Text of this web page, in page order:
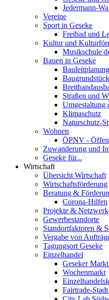
Jedermann-
Vereine
Sport in Geseke
Freibad und
Kultur und
Musikschule
Bauen in Geseke
Bauleitplanung
Straßen und
Umgestaltung
Klimaschutz
Naturschutz-
Wohnen
ÖPNV -
Zuwanderung und
Geseke für...
Wirtschaft
Übersicht Wirtschaft
Wirtschaftsförderung
Beratung &
Corona-Hilfen
Projekte &
Gewerbestandorte
Standortfaktoren &
Vergabe von
Tagungsort Geseke
Einzelhandel
Geseker
Wochenmarkt
Fairtrade-